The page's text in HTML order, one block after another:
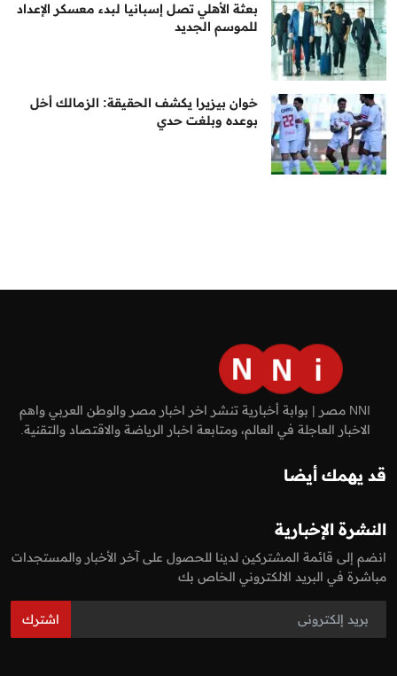
بعثة الأهلي تصل إسبانيا لبدء معسكر الإعداد
للموسم الجديد
خوان بيزيرا يكشف الحقيقة: الزمالك أخل
بوعده وبلغت حدي
NNI مصر | بوابة أخبارية تنشر اخر اخبار مصر والوطن العربي واهم
الاخبار العاجلة في العالم، ومتابعة اخبار الرياضة والاقتصاد والتقنية.
قد يهمك أيضا
النشرة الإخبارية
انضم إلى قائمة المشتركين لدينا للحصول على آخر الأخبار والمستجدات
مباشرة في البريد الالكتروني الخاص بك
اشترك